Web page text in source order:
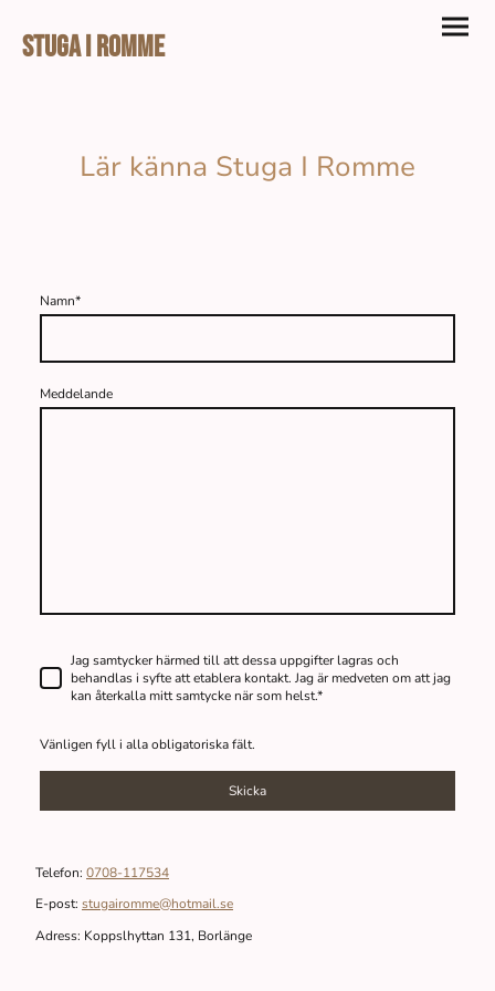
Stuga I Romme
Lär känna Stuga I Romme
Namn*
Meddelande
Jag samtycker härmed till att dessa uppgifter lagras och
behandlas i syfte att etablera kontakt. Jag är medveten om att jag
kan återkalla mitt samtycke när som helst.*
Vänligen fyll i alla obligatoriska fält.
Skicka
Telefon: 0708-117534
E-post: stugairomme@hotmail.se
Adress: Koppslhyttan 131, Borlänge